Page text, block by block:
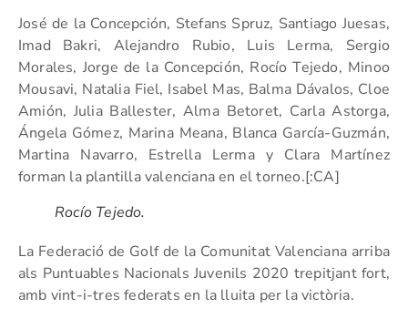
José de la Concepción, Stefans Spruz, Santiago Juesas,
Imad Bakri, Alejandro Rubio, Luis Lerma, Sergio
Morales, Jorge de la Concepción, Rocío Tejedo, Minoo
Mousavi, Natalia Fiel, Isabel Mas, Balma Dávalos, Cloe
Amión, Julia Ballester, Alma Betoret, Carla Astorga,
Ángela Gómez, Marina Meana, Blanca García-Guzmán,
Martina Navarro, Estrella Lerma y Clara Martínez
forman la plantilla valenciana en el torneo.[:CA]
Rocío Tejedo.
La Federació de Golf de la Comunitat Valenciana arriba
als Puntuables Nacionals Juvenils 2020 trepitjant fort,
amb vint-i-tres federats en la lluita per la victòria.